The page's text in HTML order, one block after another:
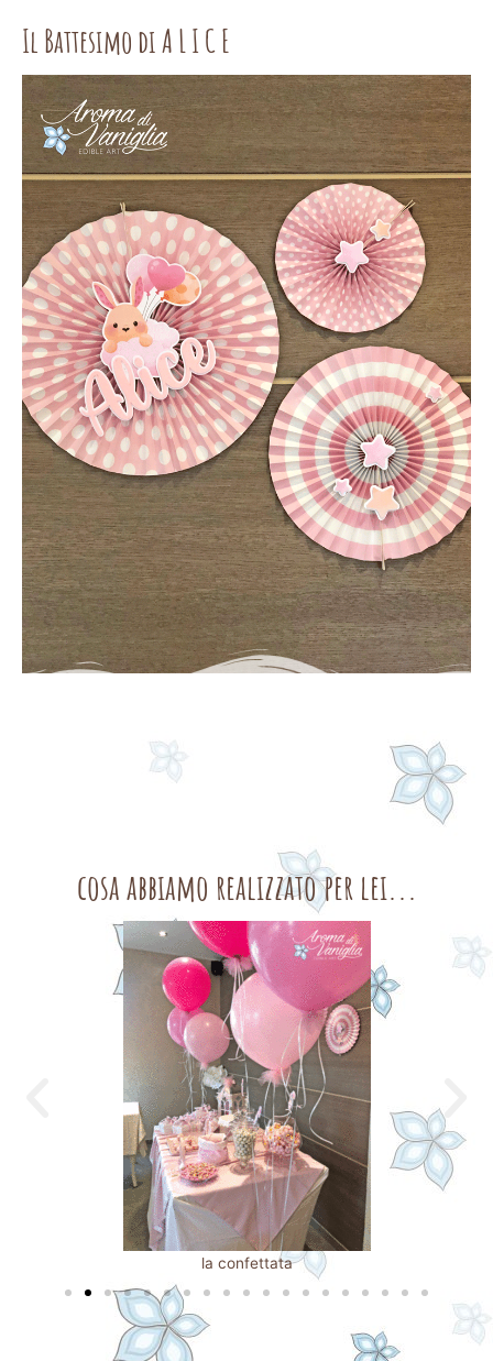
Il Battesimo di A L I C E
cosa abbiamo realizzato per lei...
la confettata